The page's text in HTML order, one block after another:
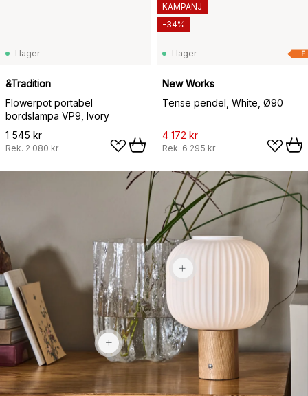
I lager
&Tradition
Flowerpot portabel
bordslampa VP9, Ivory
1 545 kr
Rek. 2 080 kr
F
I lager
New Works
Tense pendel, White, Ø90
4 172 kr
Rek. 6 295 kr
KAMPANJ
-34%
1 159 kr
2 969 kr